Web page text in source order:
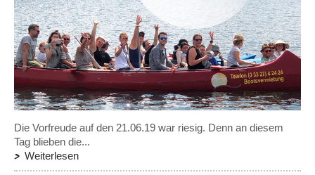
Die Vorfreude auf den 21.06.19 war riesig. Denn an diesem
Tag blieben die...
Weiterlesen